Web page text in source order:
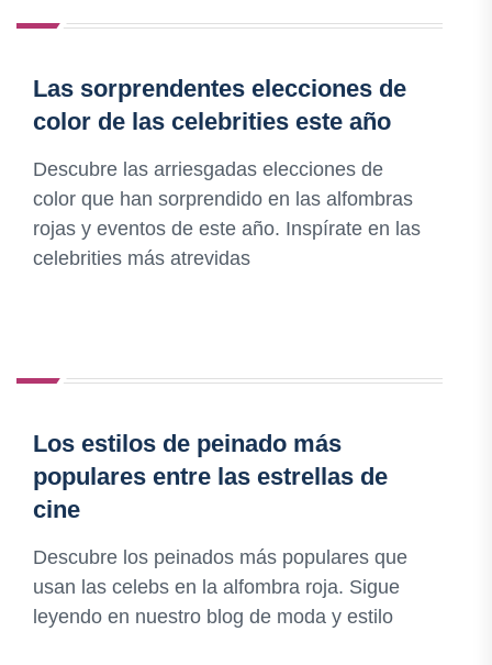
Las sorprendentes elecciones de
color de las celebrities este año
Descubre las arriesgadas elecciones de
color que han sorprendido en las alfombras
rojas y eventos de este año. Inspírate en las
celebrities más atrevidas
Los estilos de peinado más
populares entre las estrellas de
cine
Descubre los peinados más populares que
usan las celebs en la alfombra roja. Sigue
leyendo en nuestro blog de moda y estilo